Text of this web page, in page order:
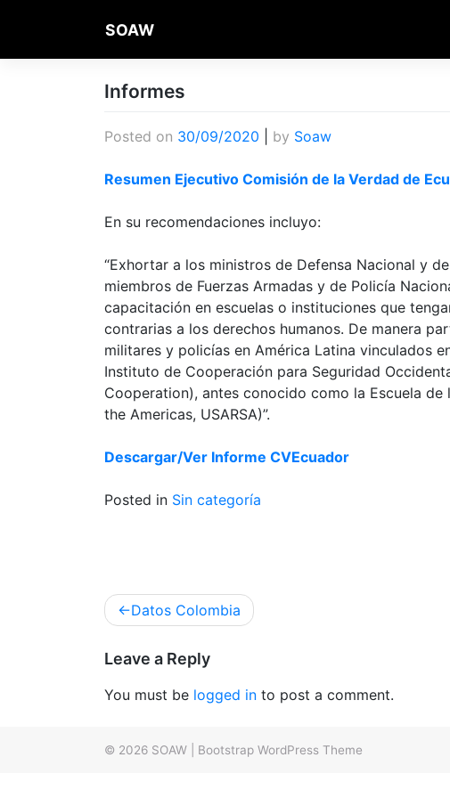
SOAW
Informes
Posted on 30/09/2020 by Soaw
Resumen Ejecutivo Comisión de la Verdad de
En su recomendaciones incluyo:
“Exhortar a los ministros de Defensa Nacional y
miembros de Fuerzas Armadas y de Policía
capacitación en escuelas o instituciones que
contrarias a los derechos humanos. De manera
militares y policías en América Latina vinculados
Instituto de Cooperación para Seguridad
Cooperation), antes conocido como la Escuela
the Americas, USARSA)”.
Descargar/Ver Informe CVEcuador
Posted in Sin categoría
Post
navigation
Datos Colombia
Leave a Reply
You must be logged in to post a comment.
© 2026 SOAW Bootstrap WordPress Theme